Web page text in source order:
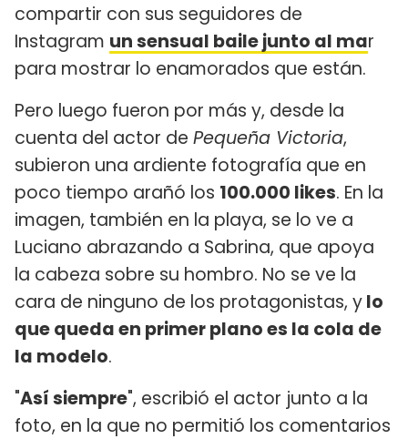
compartir con sus seguidores de
Instagram un sensual baile junto al mar
para mostrar lo enamorados que están.
Pero luego fueron por más y, desde la
cuenta del actor de Pequeña Victoria,
subieron una ardiente fotografía que en
poco tiempo arañó los 100.000 likes. En la
imagen, también en la playa, se lo ve a
Luciano abrazando a Sabrina, que apoya
la cabeza sobre su hombro. No se ve la
cara de ninguno de los protagonistas, ylo
que queda en primer plano es la cola de
la modelo.
"Así siempre", escribió el actor junto a la
foto, en la que no permitió los comentarios